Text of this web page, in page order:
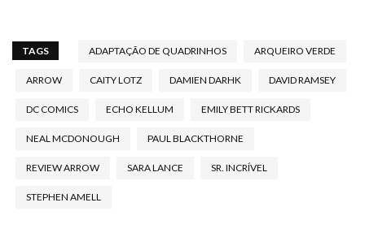
TAGS ADAPTAÇÃO DE QUADRINHOS ARQUEIRO VERDE
ARROW CAITY LOTZ DAMIEN DARHK DAVID RAMSEY
DC COMICS ECHO KELLUM EMILY BETT RICKARDS
NEAL MCDONOUGH PAUL BLACKTHORNE
REVIEW ARROW SARA LANCE SR. INCRÍVEL
STEPHEN AMELL